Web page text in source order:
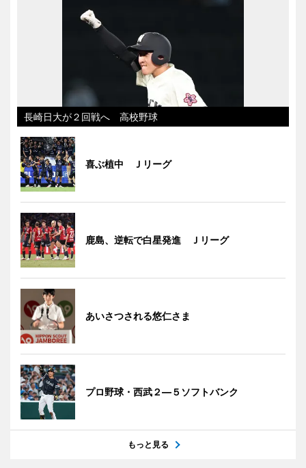
長崎日大が２回戦へ 高校野球
喜ぶ植中 Ｊリーグ
鹿島、逆転で白星発進 Ｊリーグ
あいさつされる悠仁さま
プロ野球・西武２―５ソフトバンク
もっと見る